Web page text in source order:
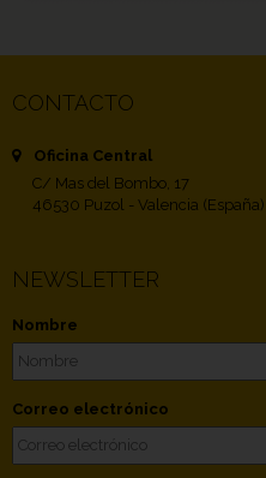
CONTACTO
Oficina Central
C/ Mas del Bombo, 17
46530 Puzol - Valencia (España)
NEWSLETTER
Nombre
Correo electrónico